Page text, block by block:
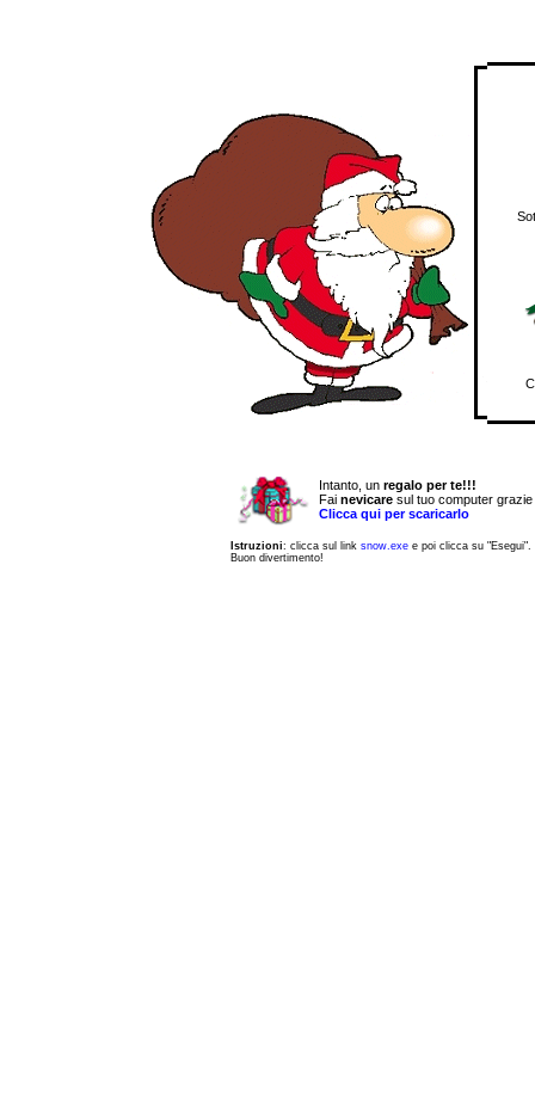
Intanto, un regalo per te!!!
Fai nevicare sul tuo computer
Clicca qui per scaricarlo
Istruzioni: clicca sul link snow.exe e poi clicca su "Esegui".
Buon divertimento!